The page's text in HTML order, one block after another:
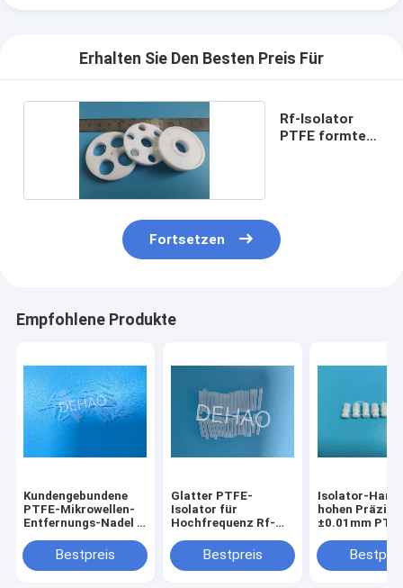
Erhalten Sie Den Besten Preis Für
Rf-Isolator
PTFE formte
Fortsetzen
Empfohlene Produkte
Kundengebundene
PTFE-Mikrowellen-
Entfernungs-Nadel 0
Bestpreis
Glatter PTFE-
Isolator für
Hochfrequenz Rf-
Bestpreis
Isolator-Harz
hohen
±0.01mm
auflösbaren